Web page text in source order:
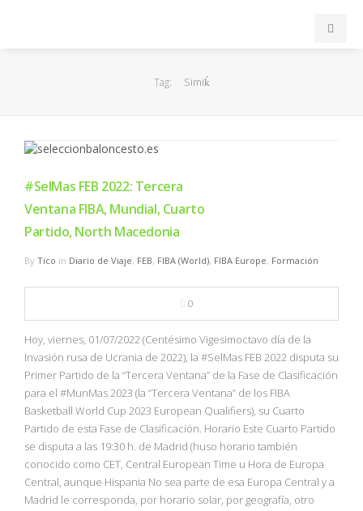
EuroLeague
FIBA
OTROS
NBA
MULTIMEDIA
RIO 2016
Tag: Simiḱ
#SelMas FEB 2022: Tercera
Ventana FIBA, Mundial, Cuarto
Partido, North Macedonia
By Tico in Diario de Viaje, FEB, FIBA (World), FIBA Europe, Formación
0
Hoy, viernes, 01/07/2022 (Centésimo Vigesimoctavo día de la
Invasión rusa de Ucrania de 2022), la #SelMas FEB 2022 disputa su
Primer Partido de la “Tercera Ventana” de la Fase de Clasificación
para el #MunMas 2023 (la “Tercera Ventana” de los FIBA
Basketball World Cup 2023 European Qualifiers), su Cuarto
Partido de esta Fase de Clasificación. Horario Este Cuarto Partido
se disputa a las 19:30 h. de Madrid (huso horario también
conocido como CET, Central European Time u Hora de Europa
Central, aunque Hispania No sea parte de esa Europa Central y a
Madrid le corresponda, por horario solar, por geografía, otro